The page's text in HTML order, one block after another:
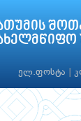
ელ.ფოსტა